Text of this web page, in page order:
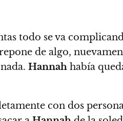
todo se va
de algo,
. Hannah había
con dos